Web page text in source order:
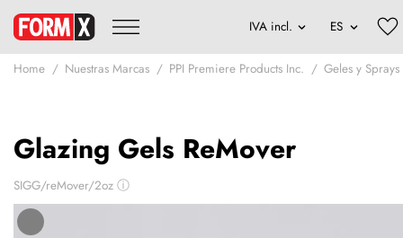
Home Nuestras Marcas PPI Premiere Products Inc. Geles y
Glazing Gels ReMover
SIGG/reMover/2oz ⓘ